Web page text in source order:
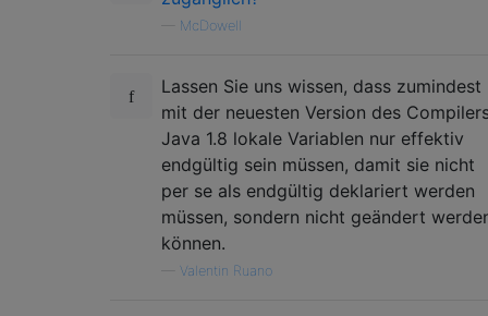
McDowell
Lassen Sie uns wissen, dass zumindest
mit der neuesten Version des
Java 1.8 lokale Variablen nur effektiv
endgültig sein müssen, damit sie nicht
per se als endgültig deklariert werden
müssen, sondern nicht geändert
können.
Valentin Ruano